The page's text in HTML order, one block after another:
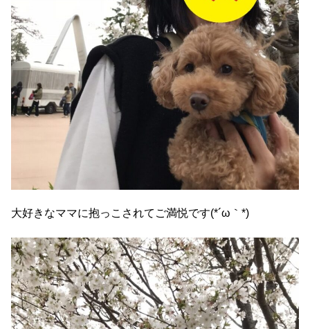
大好きなママに抱っこされてご満悦です(*´ω｀*)